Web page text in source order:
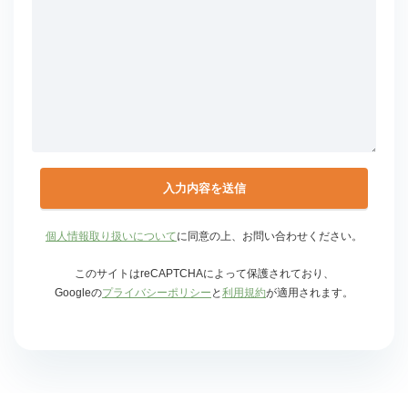
個人情報取り扱いについてに同意の上、お問い合わせください。
このサイトはreCAPTCHAによって保護されており、
Googleのプライバシーポリシー と 利用規約が適用されます。